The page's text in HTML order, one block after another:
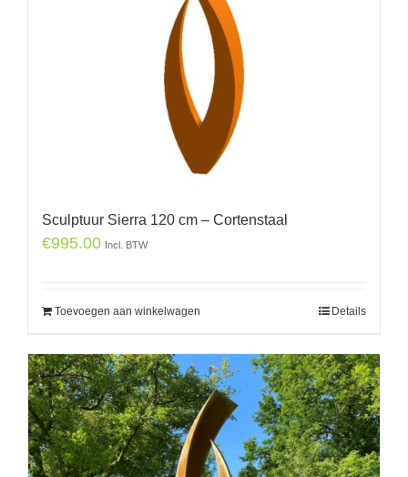
Sculptuur Sierra 120 cm – Cortenstaal
€995.00 Incl. BTW
Toevoegen aan winkelwagen Details